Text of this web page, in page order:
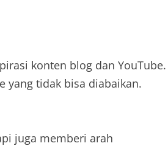
konten blog dan YouTube.
tidak bisa diabaikan.
juga memberi arah